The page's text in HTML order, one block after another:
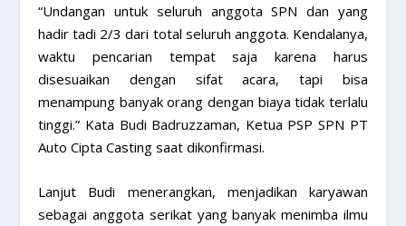
“Undangan untuk seluruh anggota SPN dan yang
hadir tadi 2/3 dari total seluruh anggota. Kendalanya,
waktu pencarian tempat saja karena harus
disesuaikan dengan sifat acara, tapi bisa
menampung banyak orang dengan biaya tidak terlalu
tinggi.” Kata Budi Badruzzaman, Ketua PSP SPN PT
Auto Cipta Casting saat dikonfirmasi.
Lanjut Budi menerangkan, menjadikan karyawan
sebagai anggota serikat yang banyak menimba ilmu